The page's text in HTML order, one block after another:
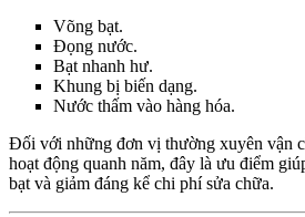
Võng bạt.
Đọng nước.
Bạt nhanh hư.
Khung bị biến dạng.
Nước thấm vào hàng hóa.
Đối với những đơn vị thường xuyên vận
hoạt động quanh năm, đây là ưu điểm
bạt và giảm đáng kể chi phí sửa chữa.